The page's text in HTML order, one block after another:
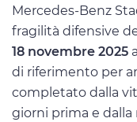
Mercedes-Benz
fragilità difensive
18 novembre 2025
di riferimento per
completato dalla
giorni prima e dalla